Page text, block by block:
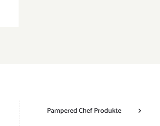
Pampered Chef Produkte